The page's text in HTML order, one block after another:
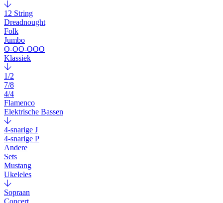
12 String
Dreadnought
Folk
Jumbo
O-OO-OOO
Klassiek
1/2
7/8
4/4
Flamenco
Elektrische Bassen
4-snarige J
4-snarige P
Andere
Sets
Mustang
Ukeleles
Sopraan
Concert